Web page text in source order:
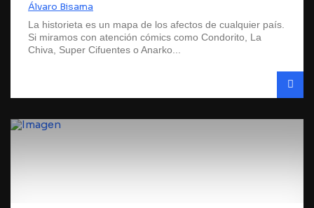
Álvaro Bisama
La historieta es un mapa de los afectos de cualquier país.
Si miramos con atención cómics como Condorito, La
Chiva, Super Cifuentes o Anarko...